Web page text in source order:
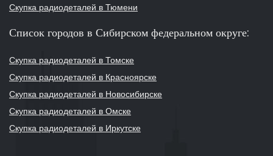
Скупка радиодеталей в Тюмени
Список городов в Сибирском федеральном округе:
Скупка радиодеталей в Томске
Скупка радиодеталей в Красноярске
Скупка радиодеталей в Новосибирске
Скупка радиодеталей в Омске
Скупка радиодеталей в Иркутске